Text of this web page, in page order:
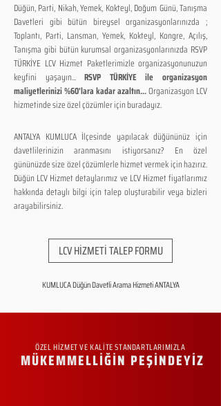
Düğün, Parti, Nikah, Yemek, Kokteyl, Doğum Günü, Tanışma
Davetleri gibi bütün bireysel organizasyonlarınızda ;
Toplantı, Parti, Lansman, Yemek, Kokteyl, Kongre, Açılış,
Tanışma gibi bütün kurumsal organizasyonlarınızda RSVP
TÜRKİYE LCV Hizmet Paketlerimizle organizasyonunuzun
keyfini yaşayın...RSVP TÜRKİYE ile organizasyon
maliyetlerinizi %60'lara kadar azaltın...Organizasyon LCV
hizmetinde size özel çözümler için buradayız.
ANTALYA KUMLUCA İlçesinde yapılacak düğününüz için
davetlilerinizin aranmasını istiyorsanız? En özel
gününüzde size özel çözümlerle hizmet vermek için hazırız.
Düğün LCV Hizmet detaylarımız ve LCV Hizmet fiyatlarımız
hakkında detaylı bilgi için talep oluşturabilir veya bizleri
arayabilirsiniz.
LCV HİZMETİ TALEP FORMU
KUMLUCA Düğün Davetli Arama Hizmeti ANTALYA
ÖZEL HİZMET VE KALİTE STANDARTLARIMIZLA
MÜKEMMELLİĞİN PEŞİNDEYİZ